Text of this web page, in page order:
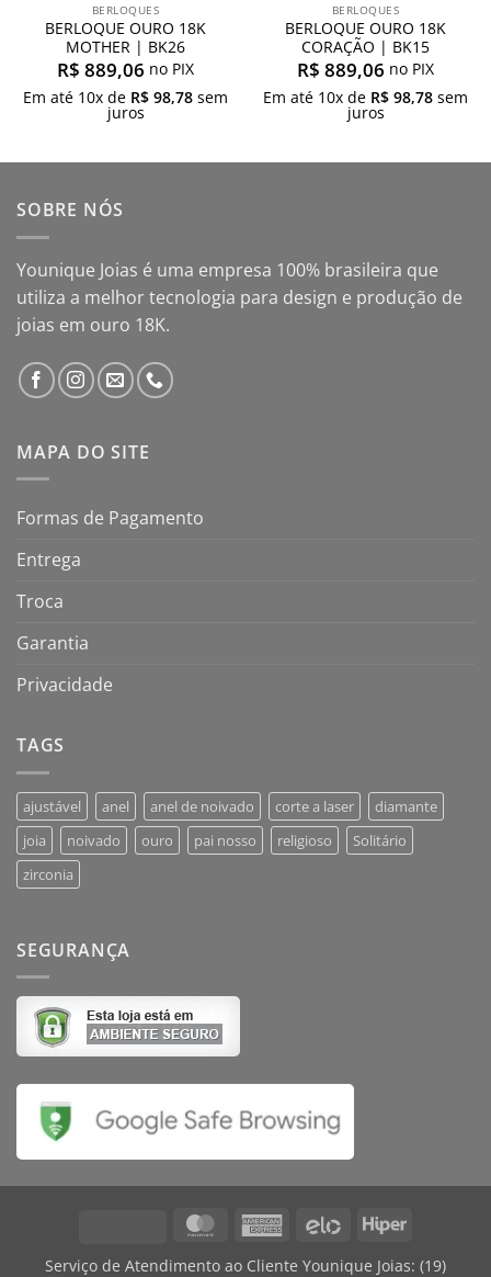
BERLOQUES
BERLOQUE OURO 18K
MOTHER | BK26
R$ 889,06 no PIX
Em até 10x de R$ 98,78 sem
juros
BERLOQUES
BERLOQUE OURO 18K
CORAÇÃO | BK15
R$ 889,06 no PIX
Em até 10x de R$ 98,78 sem
juros
SOBRE NÓS
Younique Joias é uma empresa 100% brasileira que
utiliza a melhor tecnologia para design e produção de
joias em ouro 18K.
MAPA DO SITE
Formas de Pagamento
Entrega
Troca
Garantia
Privacidade
TAGS
ajustável anel anel de noivado corte a laser
diamante
joia
noivado ouro pai nosso religioso
Solitário
zirconia
SEGURANÇA
MasterCardAmerican Elo Hiper
Serviço de Atendimento ao Cliente Younique Joias: (19)